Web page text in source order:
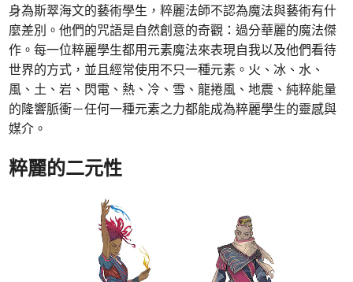
身為斯翠海文的藝術學生，粹麗法師不認為魔法與藝術有什
麼差別。他們的咒語是自然創意的奇觀：過分華麗的魔法傑
作。每一位粹麗學生都用元素魔法來表現自我以及他們看待
世界的方式，並且經常使用不只一種元素。火、冰、水、
風、土、岩、閃電、熱、冷、雪、龍捲風、地震、純粹能量
的隆響脈衝－任何一種元素之力都能成為粹麗學生的靈感與
媒介。
粹麗的二元性